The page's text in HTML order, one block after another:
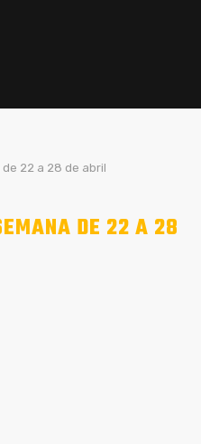
22 a 28 de abril
DE 22 A 28